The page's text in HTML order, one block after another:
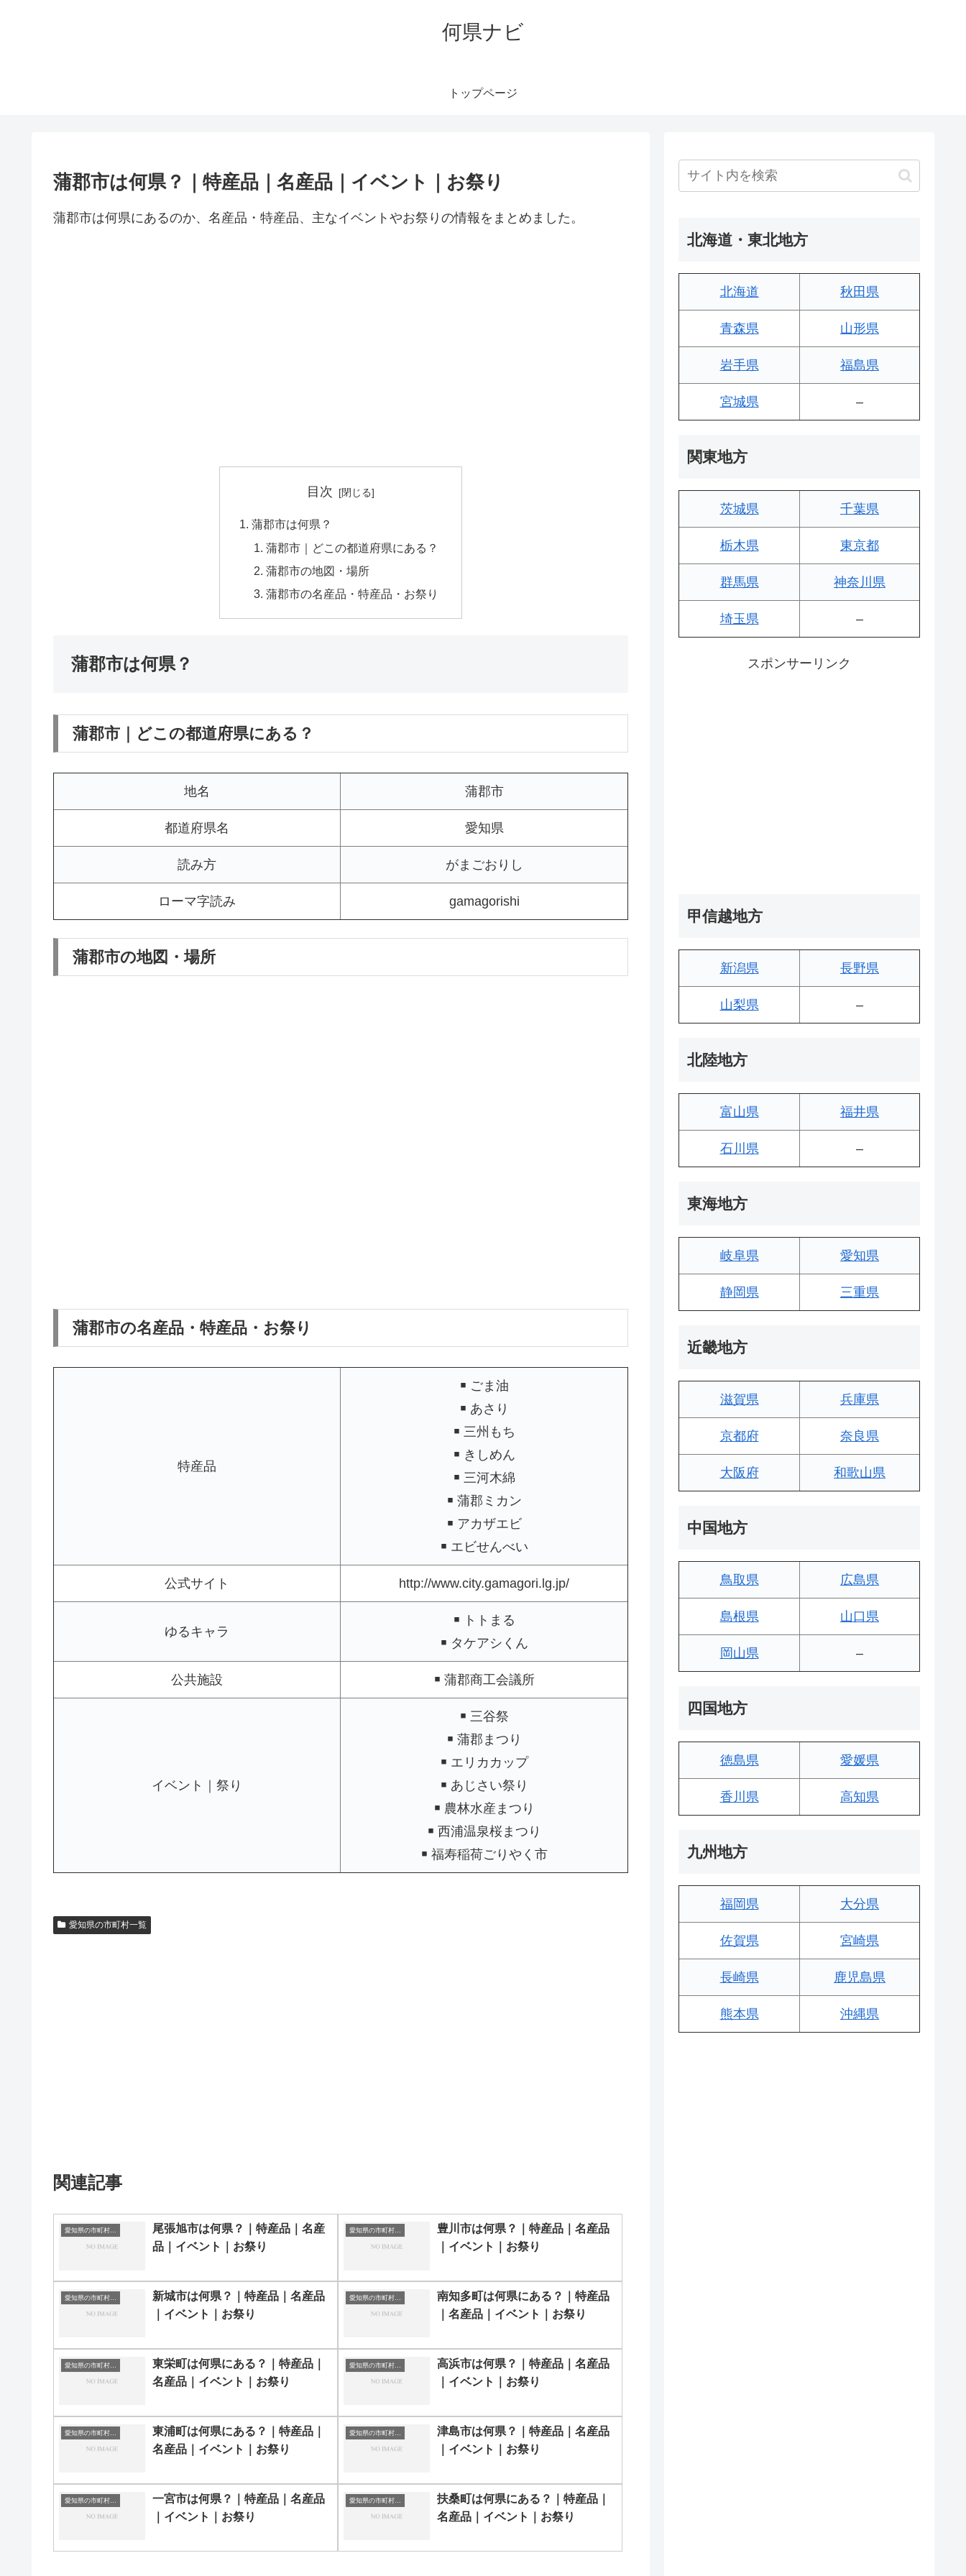
何県ナビ
トップページ
蒲郡市は何県？｜特産品｜名産品｜イベント｜お祭り
蒲郡市は何県にあるのか、名産品・特産品、主なイベントやお祭りの情報をまとめました。
目次
蒲郡市は何県？
蒲郡市｜どこの都道府県にある？
蒲郡市の地図・場所
蒲郡市の名産品・特産品・お祭り
蒲郡市は何県？
蒲郡市｜どこの都道府県にある？
地名 蒲郡市
都道府県名 愛知県
読み方 がまごおりし
ローマ字読み gamagorishi
蒲郡市の地図・場所
蒲郡市の名産品・特産品・お祭り
特産品
￭ ごま油
￭ あさり
￭ 三州もち
￭ きしめん
￭ 三河木綿
￭ 蒲郡ミカン
￭ アカザエビ
￭ エビせんべい
公式サイト http://www.city.gamagori.lg.jp/
ゆるキャラ
￭ トトまる
￭ タケアシくん
公共施設 ￭ 蒲郡商工会議所
イベント｜祭り
￭ 三谷祭
￭ 蒲郡まつり
￭ エリカカップ
￭ あじさい祭り
￭ 農林水産まつり
￭ 西浦温泉桜まつり
￭ 福寿稲荷ごりやく市
愛知県の市町村一覧
関連記事
愛知県の市町村一覧
尾張旭市は何県？｜特産品｜名産
品｜イベント｜お祭り
愛知県の市町村一覧
豊川市は何県？｜特産品｜名産品
｜イベント｜お祭り
愛知県の市町村一覧
新城市は何県？｜特産品｜名産品
｜イベント｜お祭り
愛知県の市町村一覧
南知多町は何県にある？｜特産品
｜名産品｜イベント｜お祭り
愛知県の市町村一覧
東栄町は何県にある？｜特産品｜
名産品｜イベント｜お祭り
愛知県の市町村一覧
高浜市は何県？｜特産品｜名産品
｜イベント｜お祭り
愛知県の市町村一覧
東浦町は何県にある？｜特産品｜
名産品｜イベント｜お祭り
愛知県の市町村一覧
津島市は何県？｜特産品｜名産品
｜イベント｜お祭り
愛知県の市町村一覧
一宮市は何県？｜特産品｜名産品
｜イベント｜お祭り
愛知県の市町村一覧
扶桑町は何県にある？｜特産品｜
名産品｜イベント｜お祭り
北海道・東北地方
北海道 秋田県
青森県 山形県
岩手県 福島県
宮城県 –
関東地方
茨城県 千葉県
栃木県 東京都
群馬県 神奈川県
埼玉県 –
スポンサーリンク
甲信越地方
新潟県 長野県
山梨県 –
北陸地方
富山県 福井県
石川県 –
東海地方
岐阜県 愛知県
静岡県 三重県
近畿地方
滋賀県 兵庫県
京都府 奈良県
大阪府 和歌山県
中国地方
鳥取県 広島県
島根県 山口県
岡山県 –
四国地方
徳島県 愛媛県
香川県 高知県
九州地方
福岡県 大分県
佐賀県 宮崎県
長崎県 鹿児島県
熊本県 沖縄県